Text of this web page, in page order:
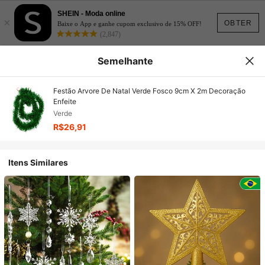
OBTER
×
SHEIN - Moda online
Baixe o App e ganhe cupom exclusivo de 15% OFF!
(2,847)
Semelhante
Festão Arvore De Natal Verde Fosco 9cm X 2m Decoração
Enfeite
Verde
R$26,91
Itens Similares